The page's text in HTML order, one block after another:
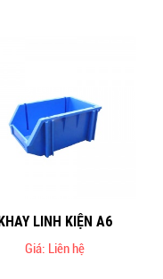
LINH KIỆN A6
Giá: Liên hệ